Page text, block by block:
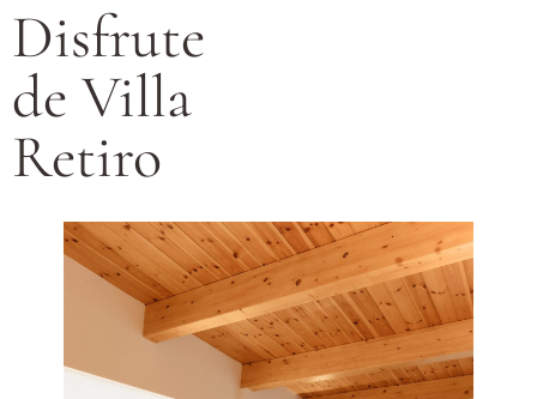
Disfrute
de Villa
Retiro